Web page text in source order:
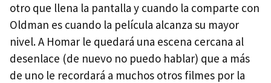
otro que llena la pantalla y cuando la comparte con
Oldman es cuando la película alcanza su mayor
nivel. A Homar le quedará una escena cercana al
desenlace (de nuevo no puedo hablar) que a más
de uno le recordará a muchos otros filmes por la